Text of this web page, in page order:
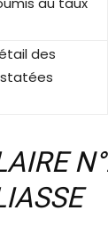
des